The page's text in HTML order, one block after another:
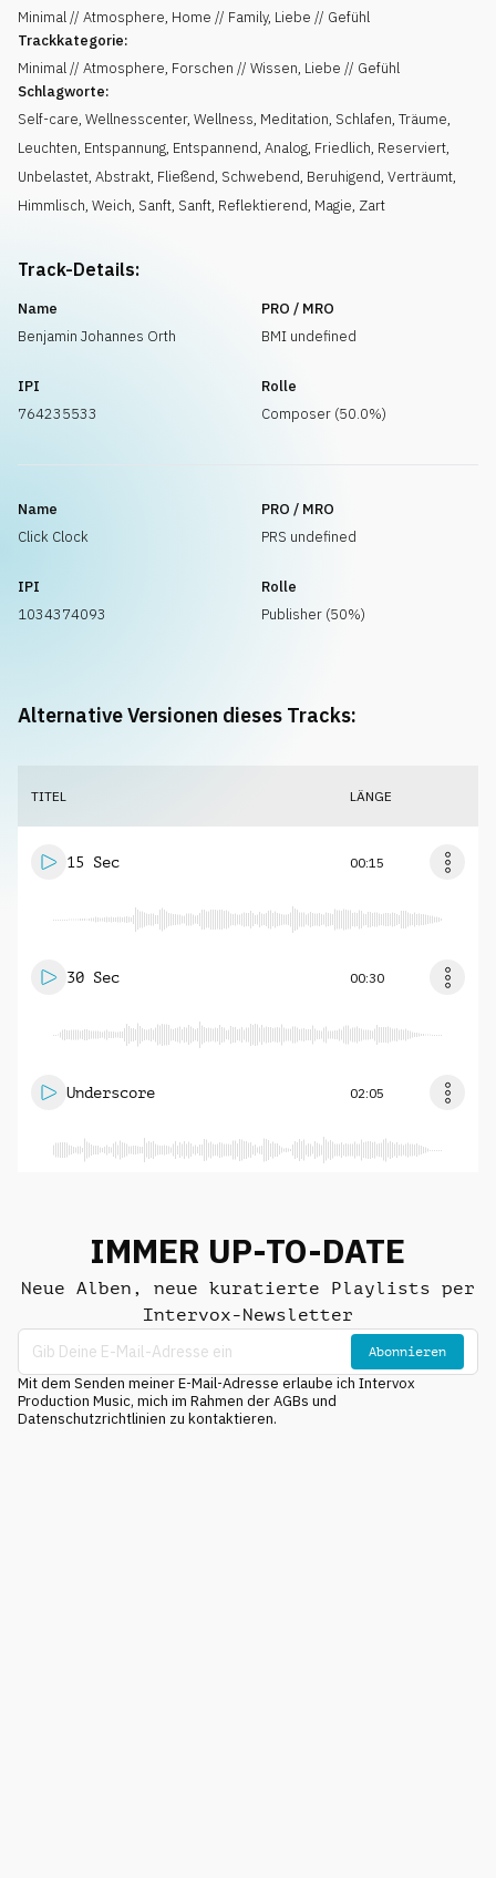
Minimal // Atmosphere, Home // Family, Liebe // Gefühl
Trackkategorie:
Minimal // Atmosphere, Forschen // Wissen, Liebe // Gefühl
Schlagworte:
Self-care, Wellnesscenter, Wellness, Meditation, Schlafen, Träume,
Leuchten, Entspannung, Entspannend, Analog, Friedlich, Reserviert,
Unbelastet, Abstrakt, Fließend, Schwebend, Beruhigend, Verträumt,
Himmlisch, Weich, Sanft, Sanft, Reflektierend, Magie, Zart
Track-Details:
Name
Benjamin Johannes Orth
PRO / MRO
BMI undefined
IPI
764235533
Rolle
Composer (50.0%)
Name
Click Clock
PRO / MRO
PRS undefined
IPI
1034374093
Rolle
Publisher (50%)
Alternative Versionen dieses Tracks:
TITEL LÄNGE
15 Sec 00:15
30 Sec 00:30
Underscore 02:05
IMMER UP-TO-DATE
Neue Alben, neue kuratierte Playlists per
Intervox-Newsletter
Abonnieren
Mit dem Senden meiner E-Mail-Adresse erlaube ich Intervox
Production Music, mich im Rahmen der AGBs und
Datenschutzrichtlinien zu kontaktieren.